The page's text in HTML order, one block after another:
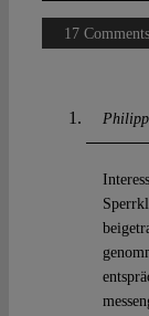
17 Comments
Philipp